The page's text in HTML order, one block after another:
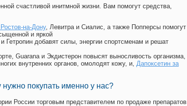
счастливой инитмной жизни. Вам помогут средства,
на-Дону, Левитра и Сиалис, а также Попперсы помогут
и яркой
Гетропин добавят силы, энергии спортсменам и решат
Guarana и Экдистерон повысят выносливость организма,
внутренних органов, омолодят кожу, и, Дапоксетин за
покупать именно у нас?
России торговым представителем по продаже препаратов